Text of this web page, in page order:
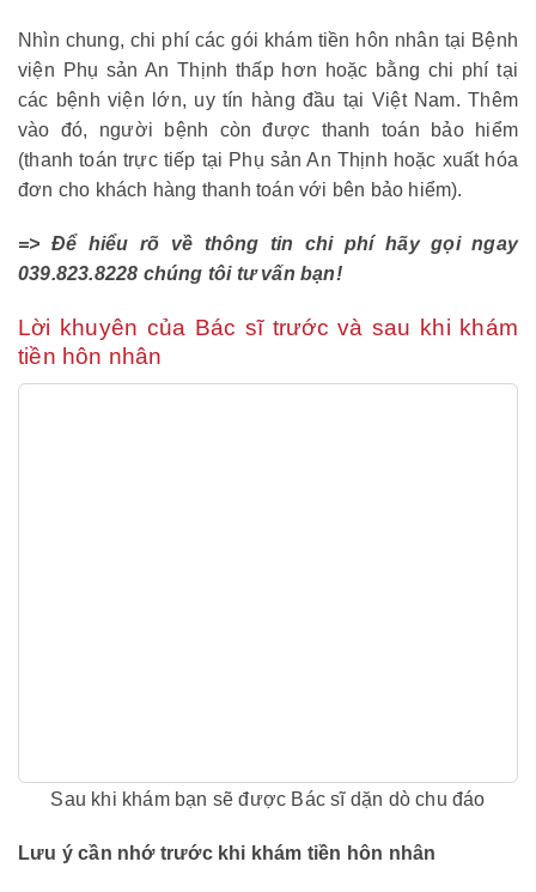
Nhìn chung, chi phí các gói khám tiền hôn nhân tại Bệnh
viện Phụ sản An Thịnh thấp hơn hoặc bằng chi phí tại
các bệnh viện lớn, uy tín hàng đầu tại Việt Nam. Thêm
vào đó, người bệnh còn được thanh toán bảo hiểm
(thanh toán trực tiếp tại Phụ sản An Thịnh hoặc xuất hóa
đơn cho khách hàng thanh toán với bên bảo hiểm).
=> Để hiểu rõ về thông tin chi phí hãy gọi ngay
039.823.8228 chúng tôi tư vấn bạn!
Lời khuyên của Bác sĩ trước và sau khi khám
tiền hôn nhân
Sau khi khám bạn sẽ được Bác sĩ dặn dò chu đáo
Lưu ý cần nhớ trước khi khám tiền hôn nhân